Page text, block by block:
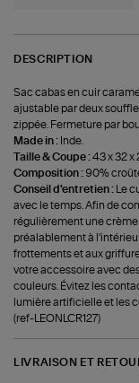
DESCRIPTION
Sac cabas en cuir
ajustable par deux
zippée. Fermeture par
Made in : Inde.
Taille & Coupe :43 x 32 x
Composition : 90%
Conseil d'entretien :
Le
avec le temps. Afin de
régulièrement une
préalablement à
frottements et aux
votre accessoire avec
couleurs. Évitez les
lumière artificielle et les
(ref-LEONLCR127)
LIVRAISON ET